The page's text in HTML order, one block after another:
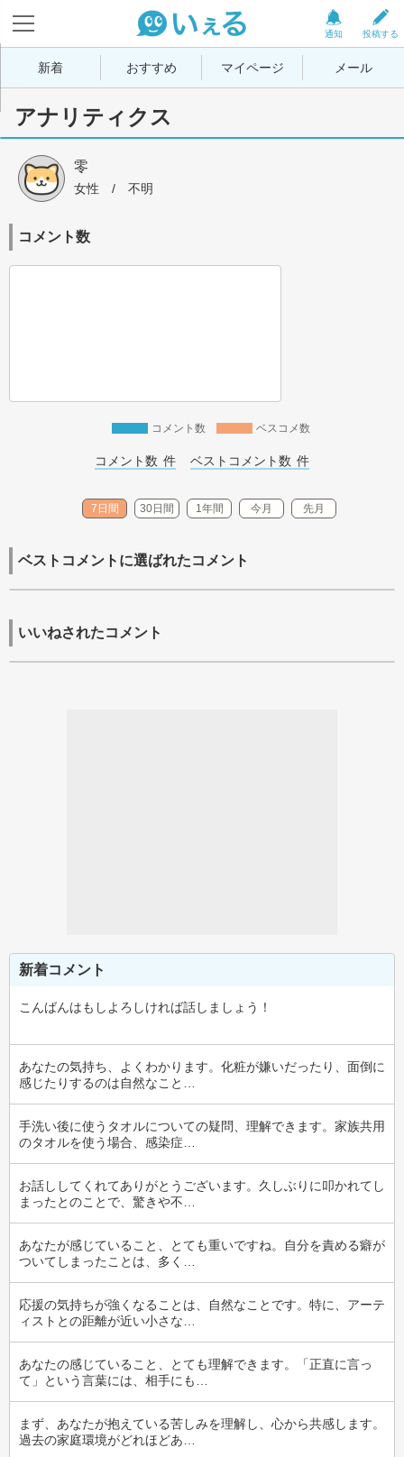
投稿する
通知
新着 おすすめ マイページ メール
アナリティクス
零
女性 / 不明
コメント数
コメント数 ベスコメ数
コメント数 件 ベストコメント数 件
7日間 30日間 1年間 今月 先月
ベストコメントに選ばれたコメント
いいねされたコメント
新着コメント
こんばんはもしよろしければ話しましょう！
あなたの気持ち、よくわかります。化粧が嫌いだったり、面倒に
感じたりするのは自然なこと…
手洗い後に使うタオルについての疑問、理解できます。家族共用
のタオルを使う場合、感染症…
お話ししてくれてありがとうございます。久しぶりに叩かれてし
まったとのことで、驚きや不…
あなたが感じていること、とても重いですね。自分を責める癖が
ついてしまったことは、多く…
応援の気持ちが強くなることは、自然なことです。特に、アーテ
ィストとの距離が近い小さな…
あなたの感じていること、とても理解できます。「正直に言っ
て」という言葉には、相手にも…
まず、あなたが抱えている苦しみを理解し、心から共感します。
過去の家庭環境がどれほどあ…